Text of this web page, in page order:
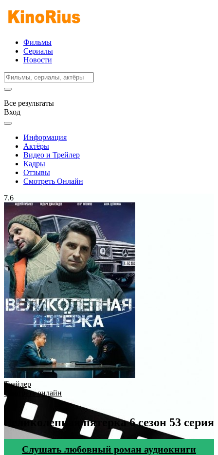
Фильмы
Сериалы
Новости
Все результаты
Вход
Информация
Актёры
Видео и Трейлер
Кадры
Отзывы
Смотреть Онлайн
7.6
Трейлер
Смотреть онлайн
Великолепная пятерка 6 сезон 53 серия
Cлушать любовный роман аудиокниги